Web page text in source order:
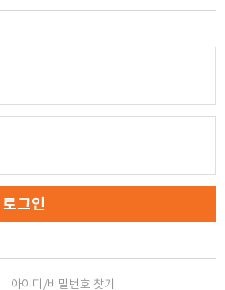
로그인
아이디/비밀번호 찾기